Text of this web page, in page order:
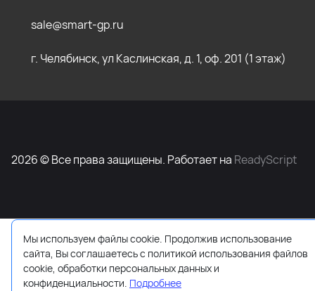
sale@smart-gp.ru
г. Челябинск, ул Каслинская, д. 1, оф. 201 (1 этаж)
2026 © Все права защищены. Работает на ReadyScript
Мы используем файлы cookie. Продолжив использование
сайта, Вы соглашаетесь с политикой использования файлов
cookie, обработки персональных данных и
конфиденциальности. Подробнее